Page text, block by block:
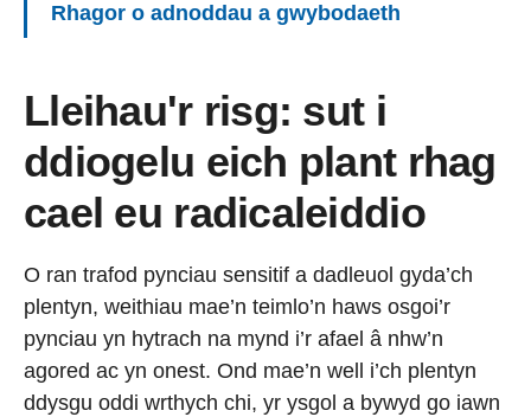
Rhagor o adnoddau a gwybodaeth
Lleihau'r risg: sut i
ddiogelu eich plant rhag
cael eu radicaleiddio
O ran trafod pynciau sensitif a dadleuol gyda’ch
plentyn, weithiau mae’n teimlo’n haws osgoi’r
pynciau yn hytrach na mynd i’r afael â nhw’n
agored ac yn onest. Ond mae’n well i’ch plentyn
ddysgu oddi wrthych chi, yr ysgol a bywyd go iawn